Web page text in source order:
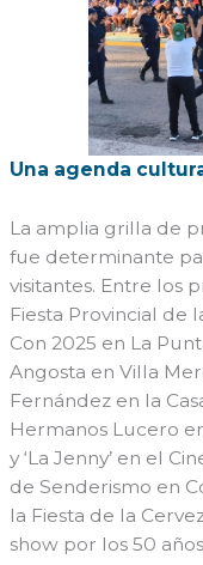
Una agenda
La amplia grilla de
fue determinante
visitantes. Entre los
Fiesta Provincial de
Con 2025 en La
Angosta en Villa
Fernández en la
Hermanos Lucero
y ‘La Jenny’ en el
de Senderismo en
la Fiesta de la
show por los 50